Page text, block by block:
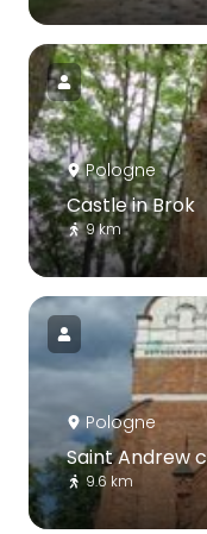
Pologne
Castle in Brok
9 km
Pologne
Saint Andrew
9.6 km